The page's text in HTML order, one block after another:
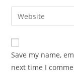
comment
email
address
comment
Enter
your
website
URL
(optional)
Save my name,
next time I